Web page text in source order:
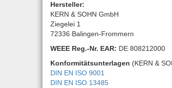
Hersteller:
KERN & SOHN GmbH
Ziegelei 1
72336 Balingen-Frommern
WEEE Reg.-Nr. EAR: DE 808212000
Konformitätsunterlagen (KERN &
DIN EN ISO 9001
DIN EN ISO 13485